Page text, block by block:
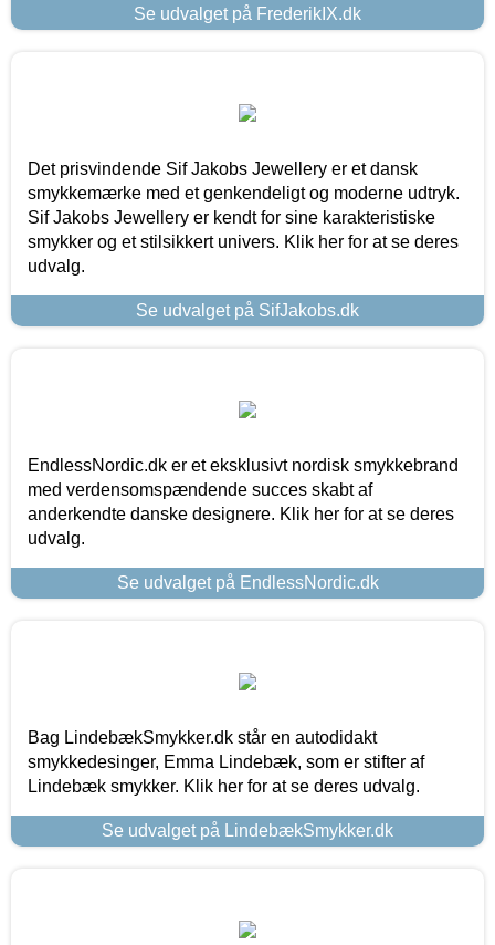
Se udvalget på FrederikIX.dk
Det prisvindende Sif Jakobs Jewellery er et dansk
smykkemærke med et genkendeligt og moderne udtryk.
Sif Jakobs Jewellery er kendt for sine karakteristiske
smykker og et stilsikkert univers. Klik her for at se deres
udvalg.
Se udvalget på SifJakobs.dk
EndlessNordic.dk er et eksklusivt nordisk smykkebrand
med verdensomspændende succes skabt af
anderkendte danske designere. Klik her for at se deres
udvalg.
Se udvalget på EndlessNordic.dk
Bag LindebækSmykker.dk står en autodidakt
smykkedesinger, Emma Lindebæk, som er stifter af
Lindebæk smykker. Klik her for at se deres udvalg.
Se udvalget på LindebækSmykker.dk